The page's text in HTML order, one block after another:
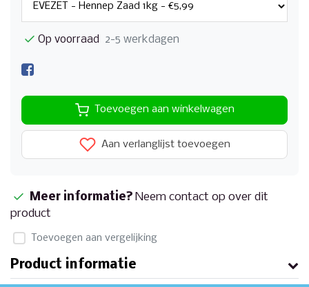
Op voorraad 2-5 werkdagen
Toevoegen aan winkelwagen
Aan verlanglijst toevoegen
Meer informatie? Neem contact op over dit
product
Toevoegen aan vergelijking
Product informatie